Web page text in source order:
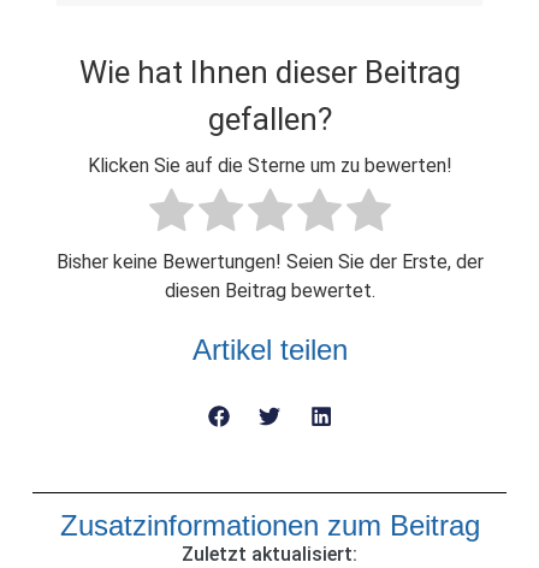
Wie hat Ihnen dieser Beitrag
gefallen?
Klicken Sie auf die Sterne um zu bewerten!
Bisher keine Bewertungen! Seien Sie der Erste, der
diesen Beitrag bewertet.
Artikel teilen
Zusatzinformationen zum Beitrag
Zuletzt aktualisiert: